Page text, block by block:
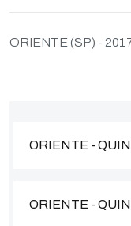
ORIENTE (SP) -
ORIENTE -
ORIENTE -